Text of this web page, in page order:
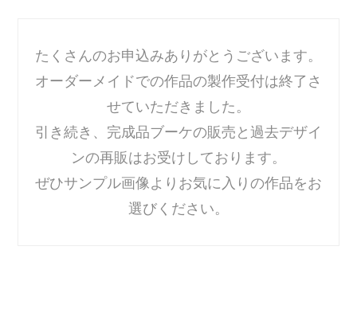
たくさんのお申込みありがとうございます。
オーダーメイドでの作品の製作受付は終了さ
せていただきました。
引き続き、完成品ブーケの販売と過去デザイ
ンの再販はお受けしております。
ぜひサンプル画像よりお気に入りの作品をお
選びください。